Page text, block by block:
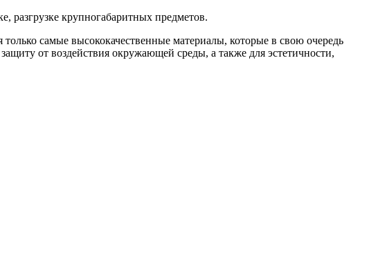
разгрузке крупногабаритных предметов.
самые высококачественные материалы, которые в свою очередь
от воздействия окружающей среды, а также для эстетичности,